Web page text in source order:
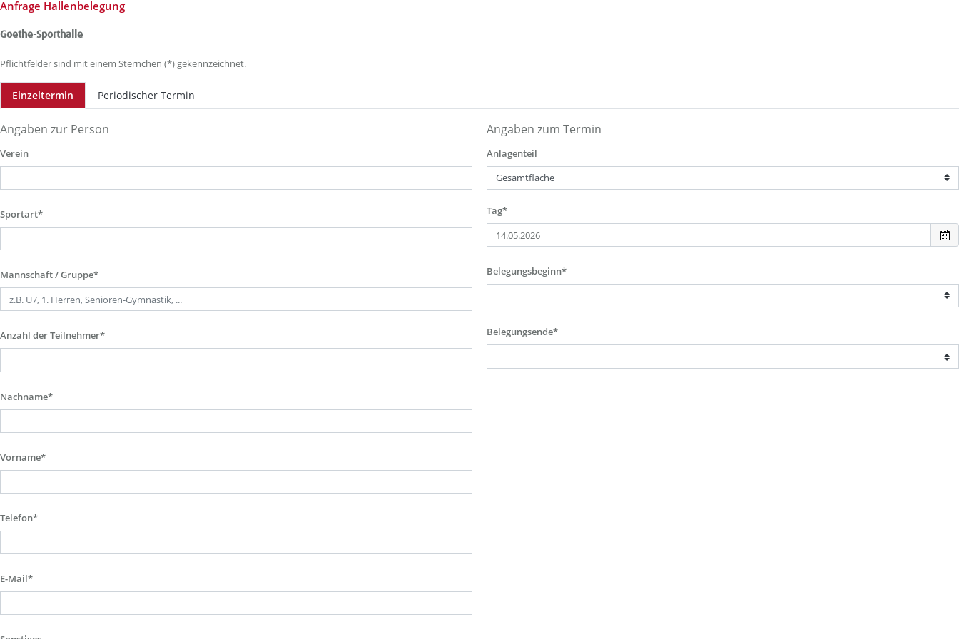
Anfrage Hallenbelegung
Goethe-Sporthalle
Pflichtfelder sind mit einem Sternchen (*) gekennzeichnet.
Einzeltermin Periodischer Termin
Angaben zur Person
Verein
Sportart*
Mannschaft / Gruppe*
Anzahl der Teilnehmer*
Nachname*
Vorname*
Telefon*
E-Mail*
Angaben zum Termin
Anlagenteil
Tag*
Belegungsbeginn*
Belegungsende*